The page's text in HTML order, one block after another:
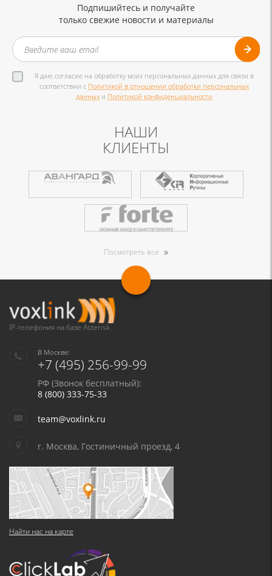
Подпишийтесь и получайте
только свежие новости и материалы
Я даю согласие на обработку моих персональных данных для связи в
соответствии с Политикой в отношении обработки персональных
данных и Политикой конфиденциальности
НАШИ
КЛИЕНТЫ
Посмотреть все
IP-телефония на базе Asterisk
В Москве:
+7 (495) 256-99-99
РФ (Звонок бесплатный):
8 (800) 333-75-33
team@voxlink.ru
г. Москва, Гостиничный проезд, 4
Найти нас на карте